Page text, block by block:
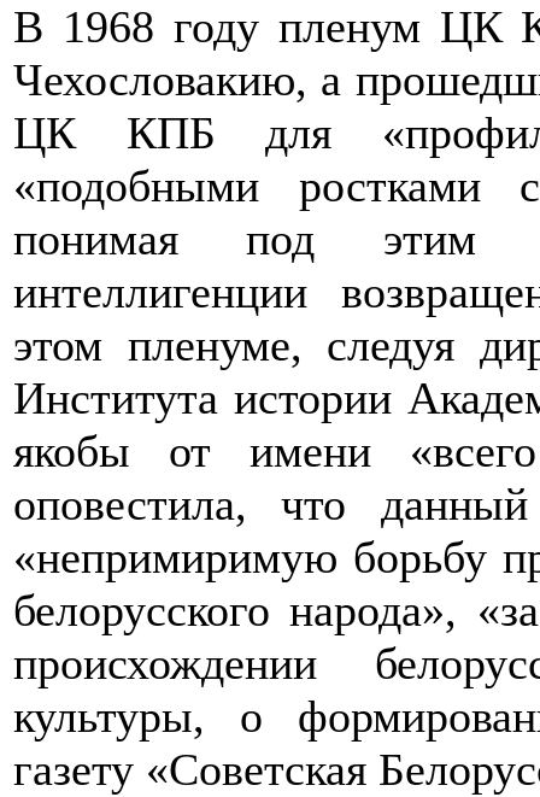
В 1968 году пленум ЦК
Чехословакию, а
ЦК КПБ для
«подобными
понимая под этим
интеллигенции
этом пленуме, следуя
Института истории
якобы от имени
оповестила, что
«непримиримую борьбу
белорусского народа»,
происхождении
культуры, о
газету «Советская